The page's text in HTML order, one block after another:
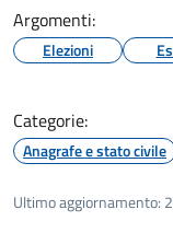
Argomenti:
Elezioni
Categorie:
Anagrafe e stato civile
Ultimo aggiornamento: